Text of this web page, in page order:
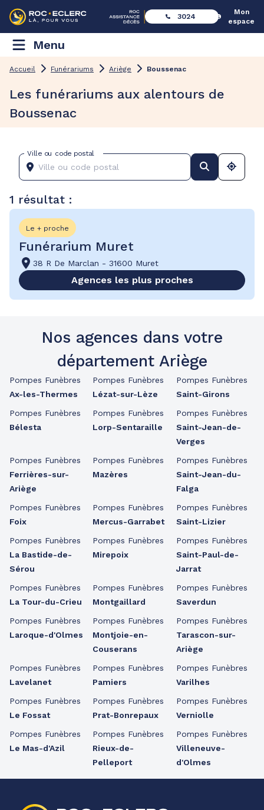
3024
Mon
espace
Menu
Accueil Funérariums Ariège Boussenac
Les funérariums aux alentours de
Boussenac
Ville ou code postal
1 résultat :
Le + proche
Funérarium Muret
38 R De Marclan - 31600 Muret
Agences les plus proches
Nos agences dans votre
département Ariège
Pompes Funèbres
Ax-les-Thermes
Pompes Funèbres
Bélesta
Pompes Funèbres
Ferrières-sur-
Ariège
Pompes Funèbres
Foix
Pompes Funèbres
La Bastide-de-
Sérou
Pompes Funèbres
La Tour-du-Crieu
Pompes Funèbres
Laroque-d'Olmes
Pompes Funèbres
Lavelanet
Pompes Funèbres
Le Fossat
Pompes Funèbres
Le Mas-d'Azil
Pompes Funèbres
Lézat-sur-Lèze
Pompes Funèbres
Lorp-Sentaraille
Pompes Funèbres
Mazères
Pompes Funèbres
Mercus-Garrabet
Pompes Funèbres
Mirepoix
Pompes Funèbres
Montgaillard
Pompes Funèbres
Montjoie-en-
Couserans
Pompes Funèbres
Pamiers
Pompes Funèbres
Prat-Bonrepaux
Pompes Funèbres
Rieux-de-
Pelleport
Pompes Funèbres
Saint-Girons
Pompes Funèbres
Saint-Jean-de-
Verges
Pompes Funèbres
Saint-Jean-du-
Falga
Pompes Funèbres
Saint-Lizier
Pompes Funèbres
Saint-Paul-de-
Jarrat
Pompes Funèbres
Saverdun
Pompes Funèbres
Tarascon-sur-
Ariège
Pompes Funèbres
Varilhes
Pompes Funèbres
Verniolle
Pompes Funèbres
Villeneuve-
d'Olmes